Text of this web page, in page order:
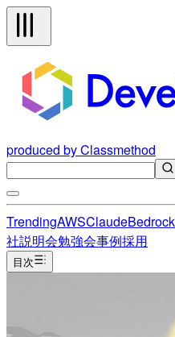
produced by Classmethod
TrendingAWSClaudeBedrock
社説明会勉強会事例採用
目次